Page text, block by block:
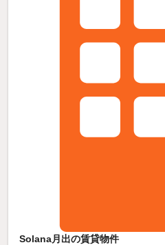
Solana月出の賃貸物件